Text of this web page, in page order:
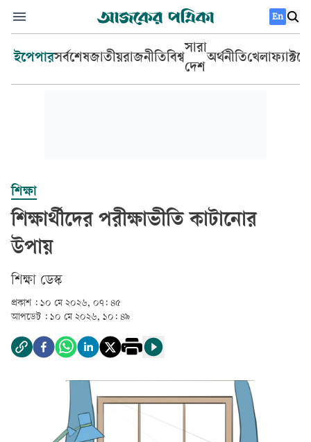
En
ইপেপারসর্বশেষজাতীয়রাজনীতিবিশ্ব
সারা
দেশ
অর্থনীতিখেলা
শিক্ষা
শিক্ষার্থীদের পরীক্ষাভীতি কাটানোর
উপায়
শিক্ষা ডেস্ক
প্রকাশ : ১০ মে ২০২৬, ০৭: ৪৫
আপডেট : ১০ মে ২০২৬, ১০: ৪৯